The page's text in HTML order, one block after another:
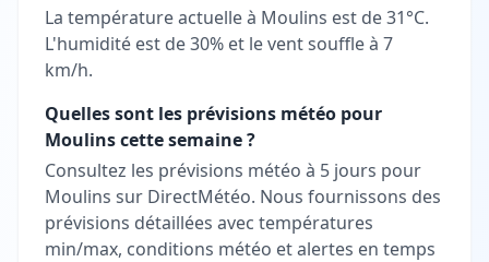
La température actuelle à Moulins est de 31°C.
L'humidité est de 30% et le vent souffle à 7
km/h.
Quelles sont les prévisions météo pour
Moulins cette semaine ?
Consultez les prévisions météo à 5 jours pour
Moulins sur DirectMétéo. Nous fournissons des
prévisions détaillées avec températures
min/max, conditions météo et alertes en temps